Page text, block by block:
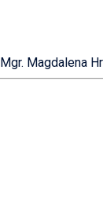
Mgr. Magdalena